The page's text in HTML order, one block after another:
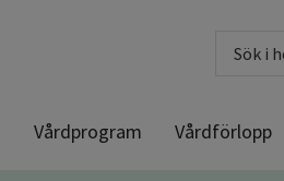
Vårdprogram Vårdförlopp